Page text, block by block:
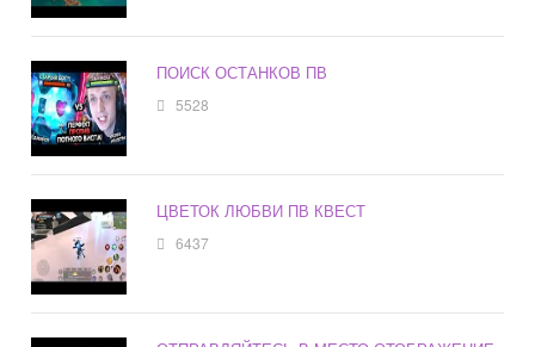
ПОИСК ОСТАНКОВ ПВ
5528
ЦВЕТОК ЛЮБВИ ПВ КВЕСТ
6437